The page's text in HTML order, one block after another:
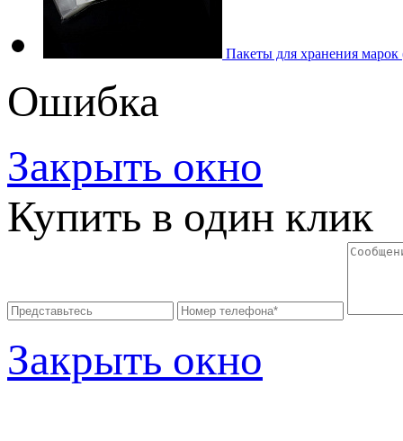
Пакеты для хранения
Ошибка
Закрыть окно
Купить в один клик
Закрыть окно